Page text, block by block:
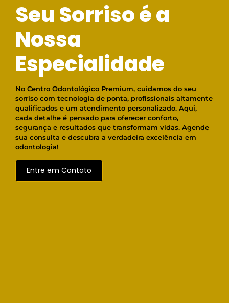
Seu Sorriso é a
Nossa
Especialidade
No Centro Odontológico Premium, cuidamos do seu
sorriso com tecnologia de ponta, profissionais altamente
qualificados e um atendimento personalizado. Aqui,
cada detalhe é pensado para oferecer conforto,
segurança e resultados que transformam vidas. Agende
sua consulta e descubra a verdadeira excelência em
odontologia!
Entre em Contato